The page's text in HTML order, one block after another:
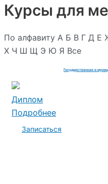
Курсы для
По алфавиту А Б В Г Д Е
Х Ч Ш Щ Э Ю Я Все
Государственная и
Диплом
Подробнее
Записаться